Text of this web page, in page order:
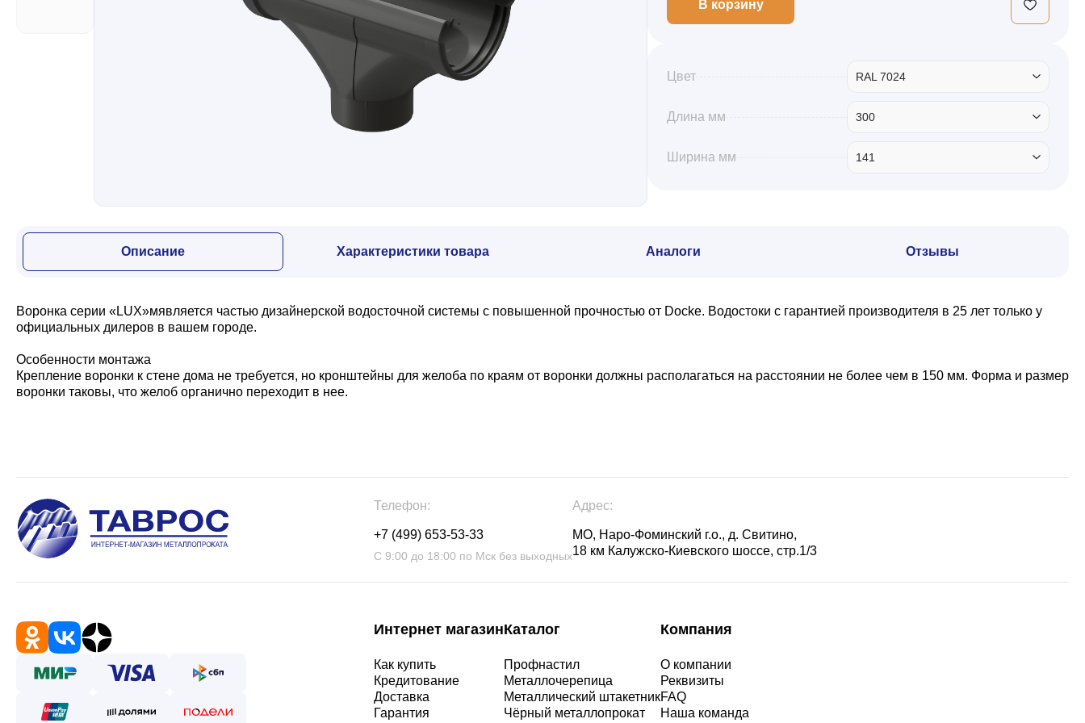
Профили для гипсокартона
Дача и сад
Другие товары
В корзину
Цвет RAL 7024
Длина мм 300
Ширина мм 141
Описание Характеристики товара Аналоги Отзывы
Воронка серии «LUX»мявляется частью дизайнерской водосточной системы с повышенной прочностью от Docke. Водостоки с гарантией производителя в 25 лет только у
официальных дилеров в вашем городе.
Особенности монтажа
Крепление воронки к стене дома не требуется, но кронштейны для желоба по краям от воронки должны располагаться на расстоянии не более чем в 150 мм. Форма и размер
воронки таковы, что желоб органично переходит в нее.
Телефон:
+7 (499) 653-53-33
С 9:00 до 18:00 по Мск без выходных
Адрес:
МО, Наро-Фоминский г.о., д. Свитино,
18 км Калужско-Киевского шоссе, стр.1/3
Интернет магазин
Как купить
Кредитование
Доставка
Гарантия
Каталог
Профнастил
Металлочерепица
Металлический штакетник
Чёрный металлопрокат
Компания
О компании
Реквизиты
FAQ
Наша команда